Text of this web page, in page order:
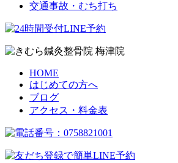
交通事故・むち打ち
HOME
はじめての方へ
ブログ
アクセス・料金表